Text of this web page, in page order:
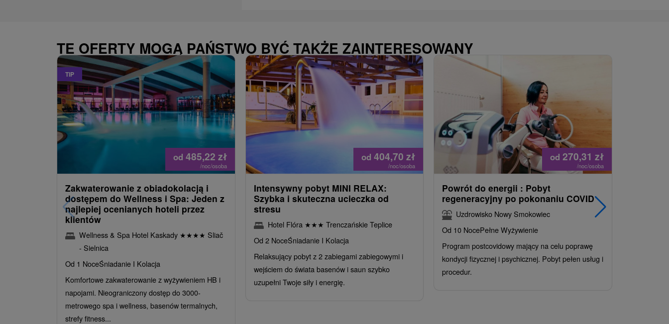
TE OFERTY MOGĄ PAŃSTWO BYĆ TAKŻE ZAINTERESOWANY
TIP
od 485,22 zł
/noc/osoba
Zakwaterowanie z obiadokolacją i
dostępem do Wellness i Spa: Jeden z
najlepiej ocenianych hoteli przez
klientów
Wellness & Spa Hotel Kaskady ★★★★ Sliač
- Sielnica
Od 1 NoceŚniadanie I Kolacja
Komfortowe zakwaterowanie z wyżywieniem HB i
napojami. Nieograniczony dostęp do 3000-
metrowego spa i wellness, basenów termalnych,
strefy fitness...
od 404,70zł
/noc/osoba
Intensywny pobyt MINI RELAX:
Szybka i skuteczna ucieczka od
stresu
Hotel Flóra ★★★ Trenczańskie Teplice
Od 2 NoceŚniadanie I Kolacja
Relaksujący pobyt z 2 zabiegami zabiegowymi i
wejściem do świata basenów i saun szybko
uzupełni Twoje siły i energię.
od 270,31 zł
/noc/osoba
Powrót do energii : Pobyt
regeneracyjny po pokonaniu COVID
Uzdrowisko Nowy Smokowiec
Od 10 NocePełne Wyżywienie
Program postcovidowy mający na celu poprawę
kondycji fizycznej i psychicznej. Pobyt pełen usług i
procedur.